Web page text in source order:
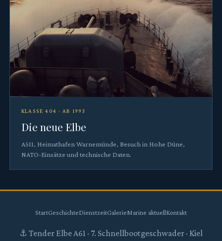
KLASSE 404 · AB 1993
Die neue Elbe
A511, Heimathafen Warnemünde, Besuch in Hohe Düne,
NATO-Einsätze und technische Daten.
StartGeschichteDienstzeitGalerieMarine aktuellKontakt
⚓ Tender Elbe A61 · 7. Schnellbootgeschwader · Kiel